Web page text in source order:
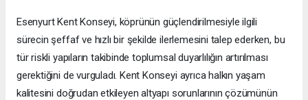
Esenyurt Kent Konseyi, köprünün güçlendirilmesiyle ilgili
sürecin şeffaf ve hızlı bir şekilde ilerlemesini talep ederken, bu
tür riskli yapıların takibinde toplumsal duyarlılığın artırılması
gerektiğini de vurguladı. Kent Konseyi ayrıca halkın yaşam
kalitesini doğrudan etkileyen altyapı sorunlarının çözümünün